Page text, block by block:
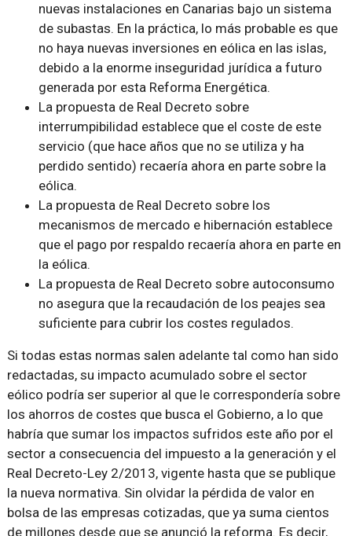
nuevas instalaciones en Canarias bajo un sistema
de subastas. En la práctica, lo más probable es que
no haya nuevas inversiones en eólica en las islas,
debido a la enorme inseguridad jurídica a futuro
generada por esta Reforma Energética.
La propuesta de Real Decreto sobre
interrumpibilidad establece que el coste de este
servicio (que hace años que no se utiliza y ha
perdido sentido) recaería ahora en parte sobre la
eólica.
La propuesta de Real Decreto sobre los
mecanismos de mercado e hibernación establece
que el pago por respaldo recaería ahora en parte en
la eólica.
La propuesta de Real Decreto sobre autoconsumo
no asegura que la recaudación de los peajes sea
suficiente para cubrir los costes regulados.
Si todas estas normas salen adelante tal como han sido
redactadas, su impacto acumulado sobre el sector
eólico podría ser superior al que le correspondería sobre
los ahorros de costes que busca el Gobierno, a lo que
habría que sumar los impactos sufridos este año por el
sector a consecuencia del impuesto a la generación y el
Real Decreto-Ley 2/2013, vigente hasta que se publique
la nueva normativa. Sin olvidar la pérdida de valor en
bolsa de las empresas cotizadas, que ya suma cientos
de millones desde que se anunció la reforma. Es decir,